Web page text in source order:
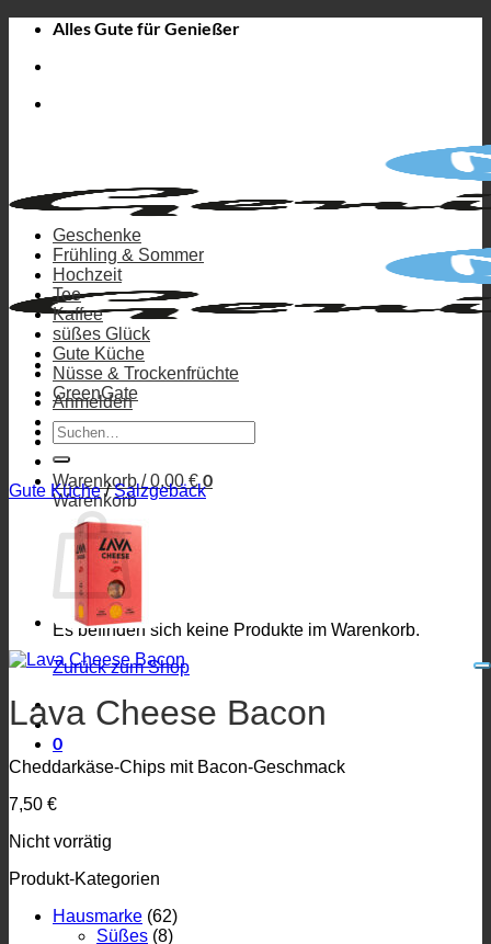
Zum
springen
Alles Gute für Genießer
Anmelden
Warenkorb /0,00€ 0
Warenkorb
Es befinden sich keine Produkte im Warenkorb.
Zurück zum Shop
0
Geschenke
Frühling & Sommer
Hochzeit
Tee
Kaffee
süßes Glück
Gute Küche
Nüsse & Trockenfrüchte
GreenGate
Suchen
nach:
Gute Küche / Salzgebäck
Lava Cheese Bacon
Cheddarkäse-Chips mit Bacon-Geschmack
7,50 €
Nicht vorrätig
Produkt-Kategorien
Hausmarke (62)
Süßes (8)